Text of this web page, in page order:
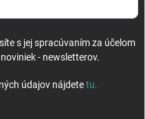
s jej spracúvaním za účelom
- newsletterov.
údajov nájdetetu.